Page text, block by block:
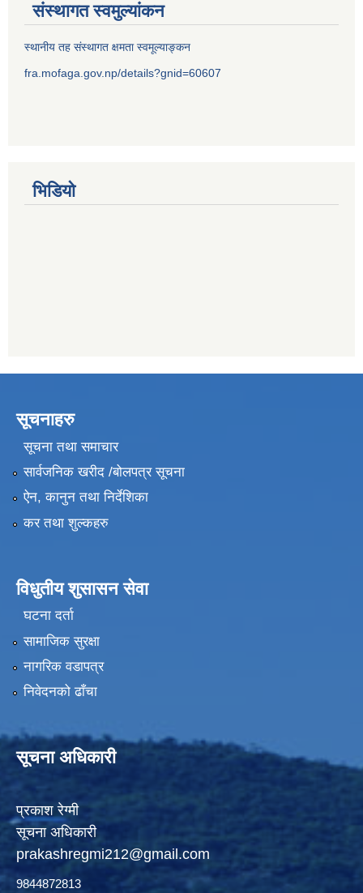
संस्थागत स्वमुल्यांकन
स्थानीय तह संस्थागत क्षमता स्वमूल्याङ्कन
fra.mofaga.gov.np/details?gnid=60607
भिडियो
सूचनाहरु
सूचना तथा समाचार
सार्वजनिक खरीद /बोलपत्र सूचना
ऐन, कानुन तथा निर्देशिका
कर तथा शुल्कहरु
विधुतीय शुसासन सेवा
घटना दर्ता
सामाजिक सुरक्षा
नागरिक वडापत्र
निवेदनको ढाँचा
सूचना अधिकारी
प्रकाश रेग्मी
सूचना अधिकारी
prakashregmi212@gmail.com
9844872813